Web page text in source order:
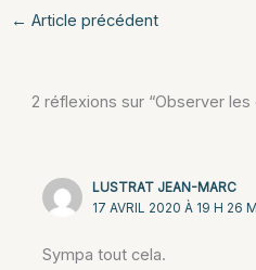
← Article précédent
2 réflexions sur “Observer les
LUSTRAT JEAN-MARC
17 AVRIL 2020 À 19 H 26
Sympa tout cela.